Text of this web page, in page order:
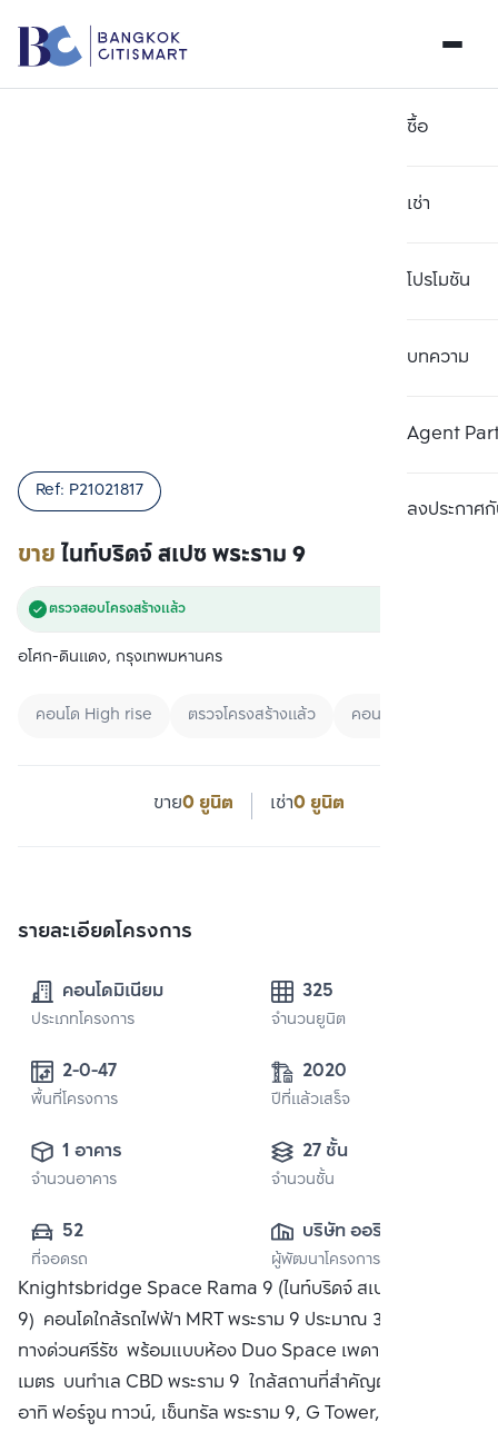
ซื้อ
เช่า
โปรโมชัน
บทความ
Agent
ลงประกาศกั
ขายไนท์บริดจ์ สเปซ พระราม 9
Ref: P21021817
ตรวจสอบโครงสร้างแล้ว
อโศก-ดินแดง, กรุงเทพมหานคร
คอนโด High rise ตรวจโครงสร้างแล้ว คอนโด+Specific
ขาย0 ยูนิต เช่า0 ยูนิต
รายละเอียดโครงการ
คอนโดมิเนียม
ประเภทโครงการ
325
จำนวนยูนิต
2-0-47
พื้นที่โครงการ
2020
ปีที่แล้วเสร็จ
1 อาคาร
จำนวนอาคาร
27 ชั้น
จำนวนชั้น
52
ที่จอดรถ
บริษัท ออริจิ้น
พร็อพเพอร์ตี้ จำกัด
(มหาชน)
ผู้พัฒนาโครงการ
Knightsbridge Space Rama 9 (ไนท์บริดจ์ สเปซ พระราม
9) คอนโดใกล้รถไฟฟ้า MRT พระราม 9 ประมาณ 350 เมตร และ
ทางด่วนศรีรัช พร้อมแบบห้อง Duo Space เพดานสูง 4.2
เมตร บนทำเล CBD พระราม 9 ใกล้สถานที่สำคัญต่างๆ มากมาย
อาทิ ฟอร์จูน ทาวน์, เซ็นทรัล พระราม 9, G Tower, Super